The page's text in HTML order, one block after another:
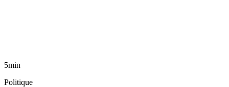
5min
Politique